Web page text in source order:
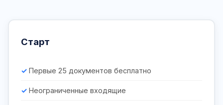
Старт
Первые 25 документов бесплатно
Неограниченные входящие